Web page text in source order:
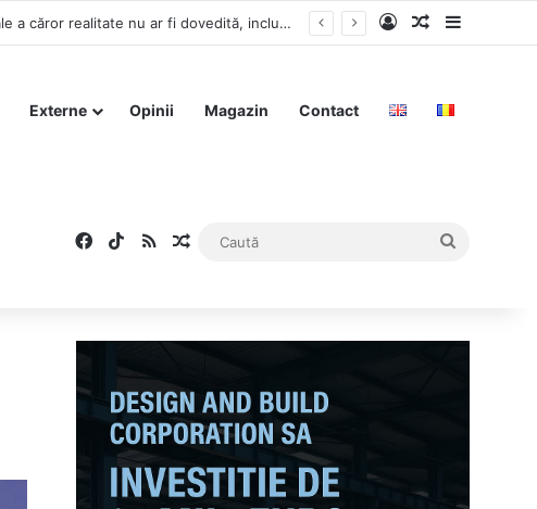
Finanțarea campaniei lui Nicușor Dan, în vizorul Parchetului General. Cheltuieli electorale a căror realitate nu ar fi dovedită, inclusiv sondaje Log InArticolSidebar
Externe Opinii Magazin Contact
Facebook
TikTok
RSSArticol aleatoriu